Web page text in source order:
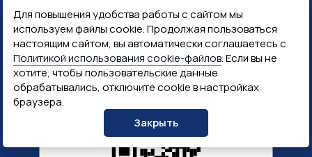
Закрыть
Для повышения удобства работы с сайтом мы
используем файлы cookie. Продолжая пользоваться
настоящим сайтом, вы автоматически соглашаетесь с
Политикой использования cookie-файлов. Если вы не
хотите, чтобы пользовательские данные
обрабатывались, отключите cookie в настройках
браузера.
Правительство России
Минфин России Гознак
ФПП в МАХ
Эксклюзивные новости
и многое другое